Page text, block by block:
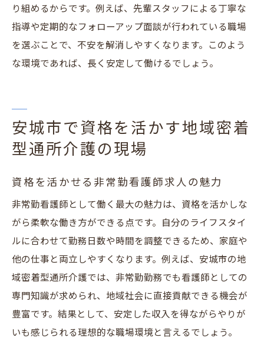
り組めるからです。例えば、先輩スタッフによる丁寧な
指導や定期的なフォローアップ面談が行われている職場
を選ぶことで、不安を解消しやすくなります。このよう
な環境であれば、長く安定して働けるでしょう。
安城市で資格を活かす地域密着
型通所介護の現場
資格を活かせる非常勤看護師求人の魅力
非常勤看護師として働く最大の魅力は、資格を活かしな
がら柔軟な働き方ができる点です。自分のライフスタイ
ルに合わせて勤務日数や時間を調整できるため、家庭や
他の仕事と両立しやすくなります。例えば、安城市の地
域密着型通所介護では、非常勤勤務でも看護師としての
専門知識が求められ、地域社会に直接貢献できる機会が
豊富です。結果として、安定した収入を得ながらやりが
いも感じられる理想的な職場環境と言えるでしょう。